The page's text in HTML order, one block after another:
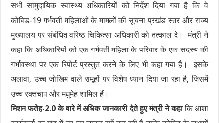
सभी सामुदायिक स्वास्थ्य अधिकारियों को निर्देश दिया गया है कि वे
कोविड-19 गर्भवती महिलाओं के मामलों की सूचना प्रखंड स्तर और राज्य
मुख्यालय पर संबंधित वरिष्ठ चिकित्सा अधिकारी को तत्काल दे। मंत्री ने
कहा कि अधिकारियों को एक गर्भवती महिला के परिवार के एक सदस्य की
गर्भावस्था पर एक रिपोर्ट प्रस्तुत करने के लिए भी कहा गया है। इसके
अलावा, उच्च जोखिम वाले समूहों पर विशेष ध्यान दिया जा रहा है, जिसमें
उच्च रक्तचाप और मधुमेह शामिल हैं।
मिशन फतेह-2.0 के बारे में अधिक जानकारी देते हुए मंत्री ने कहाकि आशा